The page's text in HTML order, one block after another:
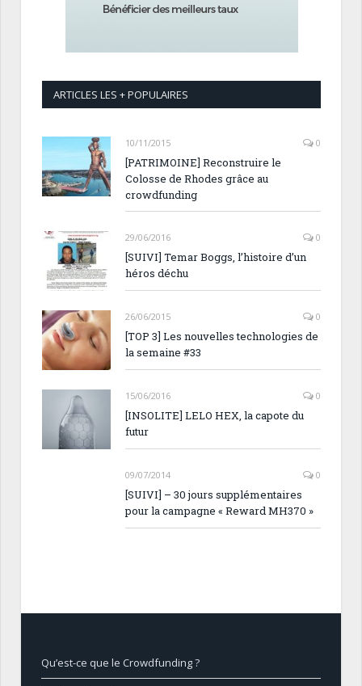
ARTICLES LES + POPULAIRES
10/11/2015 0
[PATRIMOINE] Reconstruire le
Colosse de Rhodes grâce au
crowdfunding
29/06/2016 0
[SUIVI] Temar Boggs, l’histoire d’un
héros déchu
26/06/2015 0
[TOP 3] Les nouvelles technologies de
la semaine #33
15/06/2016 0
[INSOLITE] LELO HEX, la capote du
futur
09/07/2014 0
[SUIVI] – 30 jours supplémentaires
pour la campagne « Reward MH370 »
Qu’est-ce que le Crowdfunding ?